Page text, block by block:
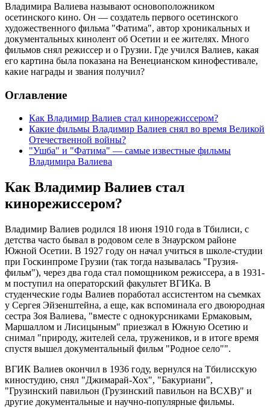
Владимира Валиева называют основоположником
осетинского кино. Он — создатель первого осетинского
художественного фильма "Фатима", автор хроникальных и
документальных кинолент об Осетии и ее жителях. Много
фильмов снял режиссер и о Грузии. Где учился Валиев, какая
его картина была показана на Венецианском кинофестивале,
какие награды и звания получил?
Оглавление
Как Владимир Валиев стал кинорежиссером?
Какие фильмы Владимир Валиев снял во время Великой
Отечественной войны?
"Ушба" и "Фатима" — самые известные фильмы
Владимира Валиева
Как Владимир Валиев стал
кинорежиссером?
Владимир Валиев родился 18 июня 1910 года в Тбилиси, с
детства часто бывал в родовом селе в Знаурском районе
Южной Осетии. В 1927 году он начал учиться в школе-студии
при Госкинпроме Грузии (так тогда называлась "Грузия-
фильм"), через два года стал помощником режиссера, а в 1931-
м поступил на операторский факультет ВГИКа. В
студенческие годы Валиев поработал ассистентом на съемках
у Сергея Эйзенштейна, а еще, как вспоминала его двоюродная
сестра Зоя Валиева, "вместе с однокурсниками Ермаковым,
Маршаллом и Лисицыным" приезжал в Южную Осетию и
снимал "природу, жителей села, тружеников, и в итоге время
спустя вышел документальный фильм "Родное село"".
ВГИК Валиев окончил в 1936 году, вернулся на Тбилисскую
киностудию, снял "Джимарай-Хох", "Бакуриани",
"Грузинский павильон (Грузинский павильон на ВСХВ)" и
другие документальные и научно-популярные фильмы.